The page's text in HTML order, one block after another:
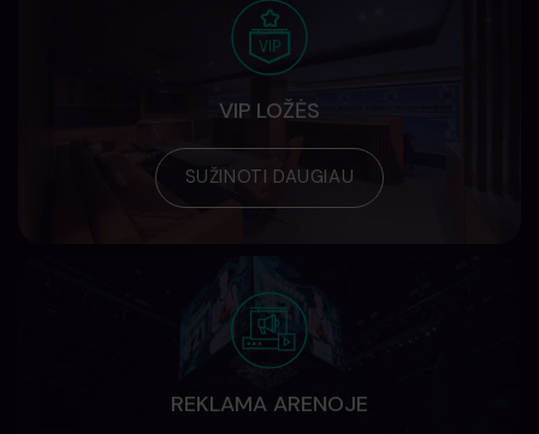
VIP LOŽĖS
SUŽINOTI DAUGIAU
REKLAMA ARENOJE